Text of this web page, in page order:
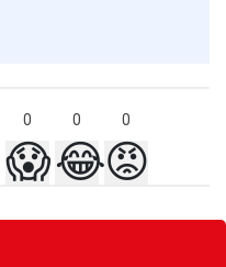
0 0 0
😱😂😡